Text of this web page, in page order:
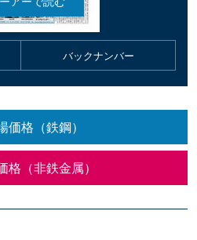
バックナンバー
価格（鉄鋼）
格（非鉄金属）